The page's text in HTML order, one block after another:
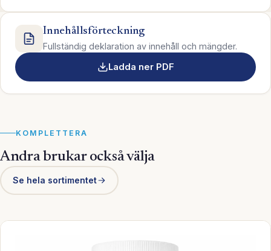
Innehållsförteckning
Fullständig deklaration av innehåll och mängder.
Ladda ner PDF
KOMPLETTERA
Andra brukar också välja
Se hela sortimentet